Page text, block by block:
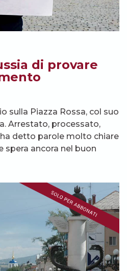
di provare
sulla Piazza Rossa, col suo
Arrestato, processato,
detto parole molto chiare
spera ancora nel buon